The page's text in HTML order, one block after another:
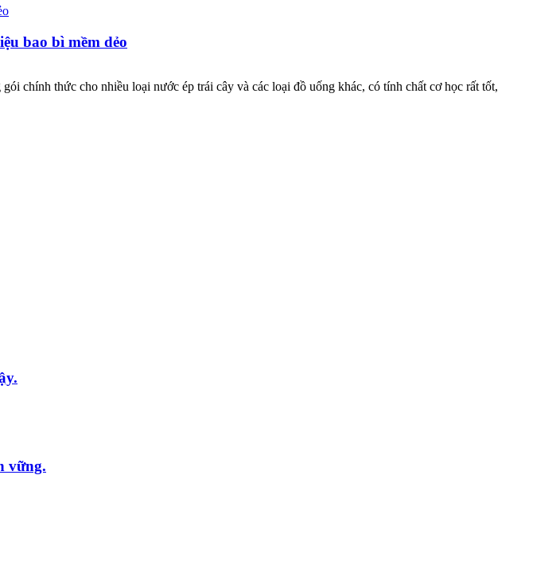
bao bì mềm dẻo
chính thức cho nhiều loại nước ép trái cây và các loại đồ uống khác, có tính chất cơ học rất tốt,
vững.